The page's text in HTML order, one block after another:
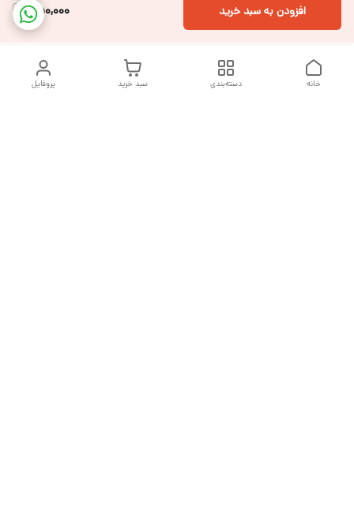
450,000 افزودن به سبد خرید
پروفایل سبد خرید دسته‌بندی خانه